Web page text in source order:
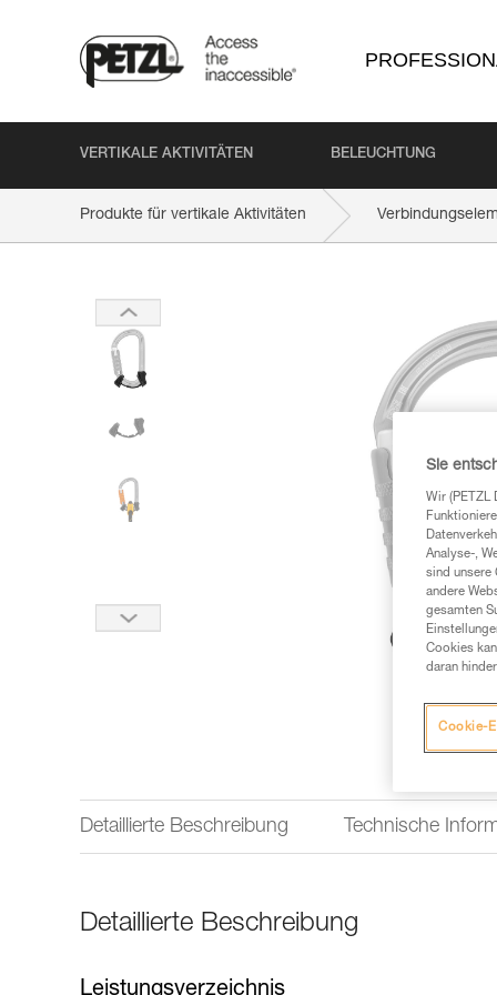
VERTIKALE AKTIVITÄTEN BELEUCHTUNG
Produkte für vertikale Aktivitäten
Detaillierte Beschreibung Technische
Detaillierte Beschreibung
Leistungsverzeichnis
Sie
Wir (PETZL
Analyse-,
sind unsere
andere
gesamten
Cookies
daran
Cookie-